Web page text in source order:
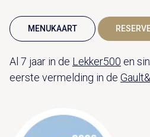
MENUKAART
Al 7 jaar in de Lekker500 en
eerste vermelding in de